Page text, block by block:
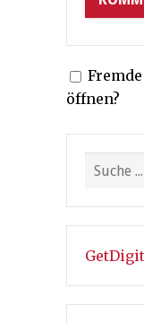
öffnen?